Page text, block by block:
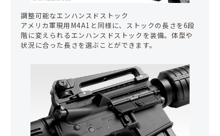
調整可能なエンハンスドストック
アメリカ軍現用M4A1と同様に、ストックの長さを6段
階に変えられるエンハンスドストックを装備。体型や
状況に合った長さを選ぶことができます。